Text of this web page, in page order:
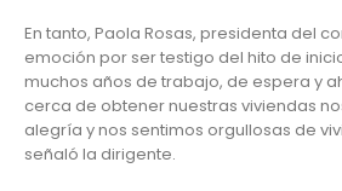
En tanto, Paola Rosas, presidenta del
emoción por ser testigo del hito de
muchos años de trabajo, de espera y
cerca de obtener nuestras viviendas
alegría y nos sentimos orgullosas de
señaló la dirigente.